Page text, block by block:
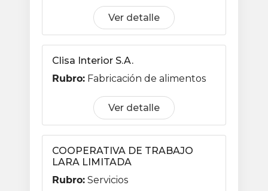
Ver detalle
Clisa Interior S.A.
Rubro: Fabricación de alimentos
Ver detalle
COOPERATIVA DE TRABAJO
LARA LIMITADA
Rubro: Servicios